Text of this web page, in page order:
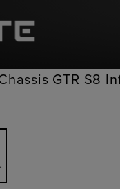
GTR S8